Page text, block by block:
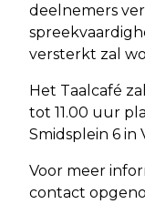
deelnemers
versterkt zal
Het Taalcafé
tot 11.00 uur
Smidsplein 6 in
Voor meer
contact